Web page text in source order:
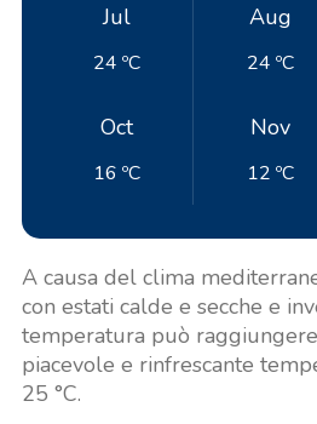
Jul
24 ºC
Aug
24 ºC
Oct
16 ºC
Nov
12 ºC
A causa del clima
con estati calde e secche e
temperatura può
piacevole e rinfrescante
25 °C.